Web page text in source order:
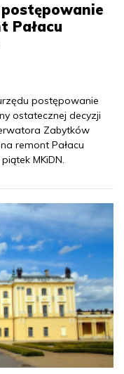
Pałacu
postępowanie
ostatecznej decyzji
Zabytków
remont Pałacu
MKiDN.